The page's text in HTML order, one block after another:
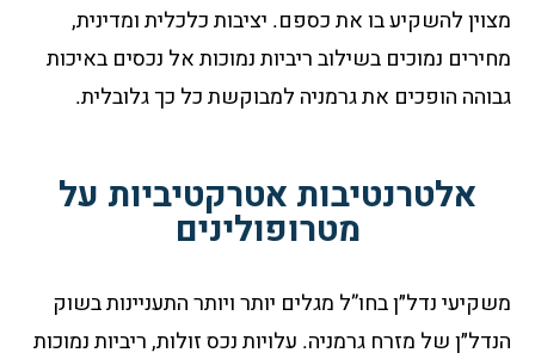
מצוין להשקיע בו את כספם. יציבות כלכלית ומדינית,
מחירים נמוכים בשילוב ריביות נמוכות אל נכסים באיכות
גבוהה הופכים את גרמניה למבוקשת כל כך גלובלית.
אלטרנטיבות אטרקטיביות על
מטרופולינים
משקיעי נדל״ן בחו”ל מגלים יותר ויותר התעניינות בשוק
הנדל״ן של מזרח גרמניה. עלויות נכס זולות, ריביות נמוכות